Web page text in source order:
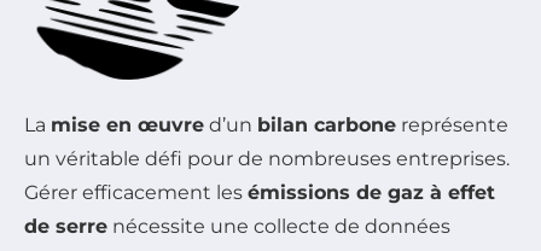
La mise en œuvre d’un bilan carbone représente
un véritable défi pour de nombreuses entreprises.
Gérer efficacement les émissions de gaz à effet
de serre nécessite une collecte de données